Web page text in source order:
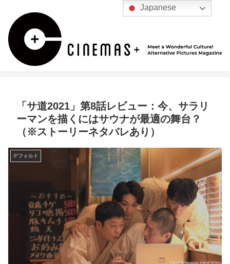
「サ道2021」第8話レビュー：今、サラリ
ーマンを描くにはサウナが最適の舞台？
（※ストーリーネタバレあり）
デフォルト
Japanese